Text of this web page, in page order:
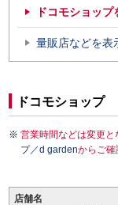
ドコモショップ
量販店などを表
ドコモショップ
営業時間などは変更
プ／d gardenからご確
店舗名